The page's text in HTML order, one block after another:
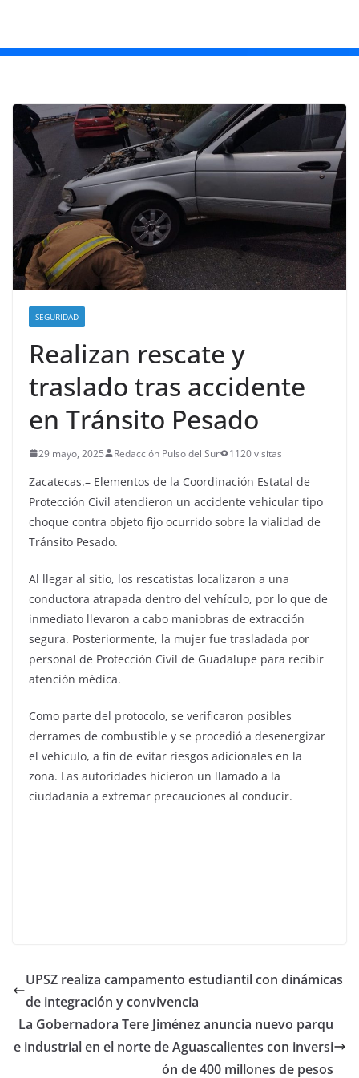
SEGURIDAD
Realizan rescate y
traslado tras accidente
en Tránsito Pesado
29 mayo, 2025 Redacción Pulso del Sur 1120 visitas
Zacatecas.– Elementos de la Coordinación Estatal de
Protección Civil atendieron un accidente vehicular tipo
choque contra objeto fijo ocurrido sobre la vialidad de
Tránsito Pesado.
Al llegar al sitio, los rescatistas localizaron a una
conductora atrapada dentro del vehículo, por lo que de
inmediato llevaron a cabo maniobras de extracción
segura. Posteriormente, la mujer fue trasladada por
personal de Protección Civil de Guadalupe para recibir
atención médica.
Como parte del protocolo, se verificaron posibles
derrames de combustible y se procedió a desenergizar
el vehículo, a fin de evitar riesgos adicionales en la
zona. Las autoridades hicieron un llamado a la
ciudadanía a extremar precauciones al conducir.
UPSZ realiza campamento estudiantil con dinámicas
de integración y convivencia
La Gobernadora Tere Jiménez anuncia nuevo parqu
e industrial en el norte de Aguascalientes con inversi
ón de 400 millones de pesos